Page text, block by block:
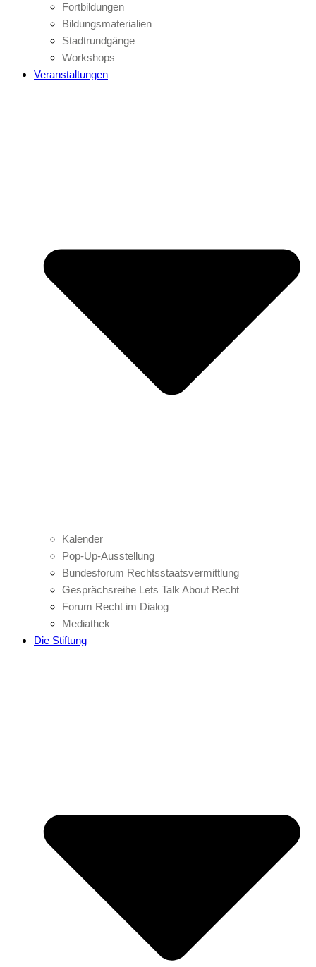
Fortbildungen
Bildungsmaterialien
Stadtrundgänge
Workshops
Veranstaltungen
Kalender
Pop-Up-Ausstellung
Bundesforum Rechtsstaatsvermittlung
Gesprächsreihe Lets Talk About Recht
Forum Recht im Dialog
Mediathek
Die Stiftung